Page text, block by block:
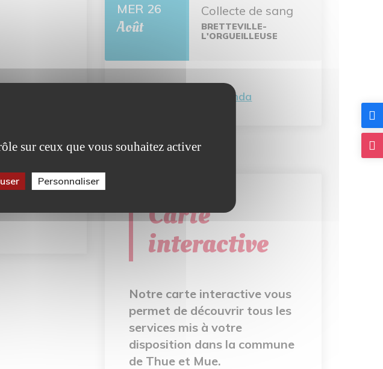
MER 26
Août
Collecte de sang
BRETTEVILLE-
L'ORGUEILLEUSE
Tout l'agenda
Carte
interactive
Notre carte interactive vous
permet de découvrir tous les
services mis à votre
disposition dans la commune
de Thue et Mue.
sur ceux que vous souhaitez activer
Personnaliser